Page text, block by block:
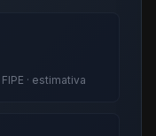
· estimativa